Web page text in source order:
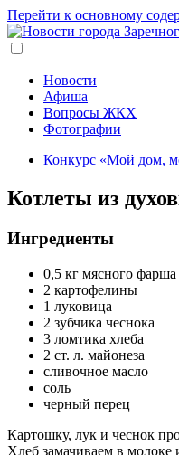
Перейти к основному
Новости
Афиша
Вопросы ЖКХ
Фотографии
Конкурс «Мой дом,
Котлеты из
Ингредиенты
0,5 кг мясного фарша
2 картофелины
1 луковица
2 зубчика чеснока
3 ломтика хлеба
2 ст. л. майонеза
сливочное масло
соль
черный перец
Картошку, лук и чеснок
Хлеб замачиваем в молоке